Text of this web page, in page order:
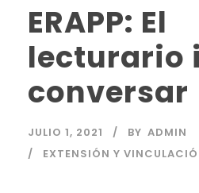
ERAPP: El
lecturario
conversar
JULIO 1, 2021 BY ADMIN
EXTENSIÓN Y